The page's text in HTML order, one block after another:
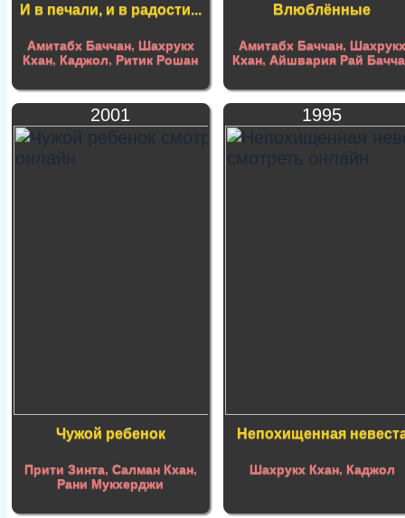
И в печали, и в радости...
Амитабх Баччан, Шахрукх
Кхан,Каджол,Ритик Рошан
Влюблённые
Амитабх Баччан, Шахрукх
Кхан, Айшвария Рай
2001
Чужой ребенок
Прити Зинта, Салман Кхан,
Рани Мукхерджи
1995
Непохищенная
Шахрукх Кхан, Каджол